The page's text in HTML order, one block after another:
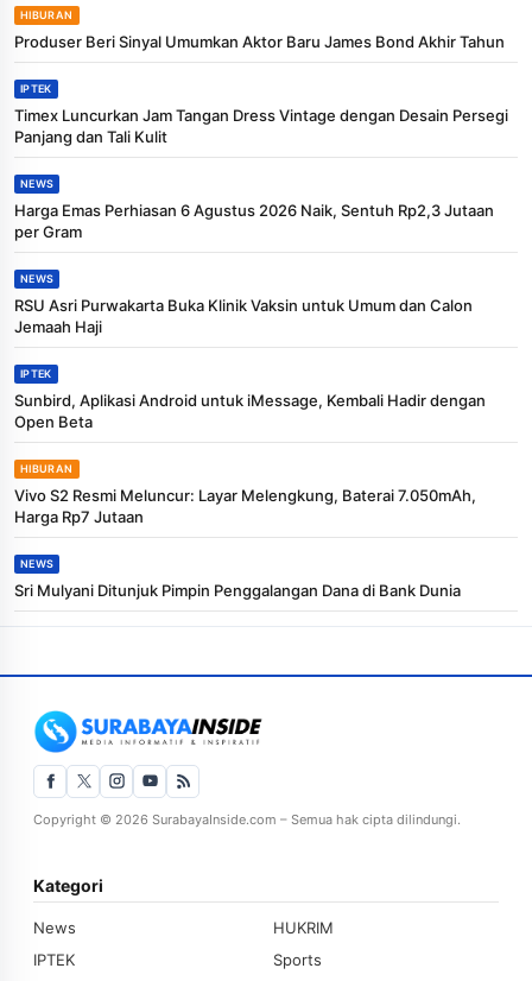
HIBURAN
Produser Beri Sinyal Umumkan Aktor Baru James Bond Akhir Tahun
IPTEK
Timex Luncurkan Jam Tangan Dress Vintage dengan Desain Persegi
Panjang dan Tali Kulit
NEWS
Harga Emas Perhiasan 6 Agustus 2026 Naik, Sentuh Rp2,3 Jutaan
per Gram
NEWS
RSU Asri Purwakarta Buka Klinik Vaksin untuk Umum dan Calon
Jemaah Haji
IPTEK
Sunbird, Aplikasi Android untuk iMessage, Kembali Hadir dengan
Open Beta
HIBURAN
Vivo S2 Resmi Meluncur: Layar Melengkung, Baterai 7.050mAh,
Harga Rp7 Jutaan
NEWS
Sri Mulyani Ditunjuk Pimpin Penggalangan Dana di Bank Dunia
Copyright © 2026 SurabayaInside.com – Semua hak cipta dilindungi.
Kategori
News
HUKRIM
IPTEK
Sports